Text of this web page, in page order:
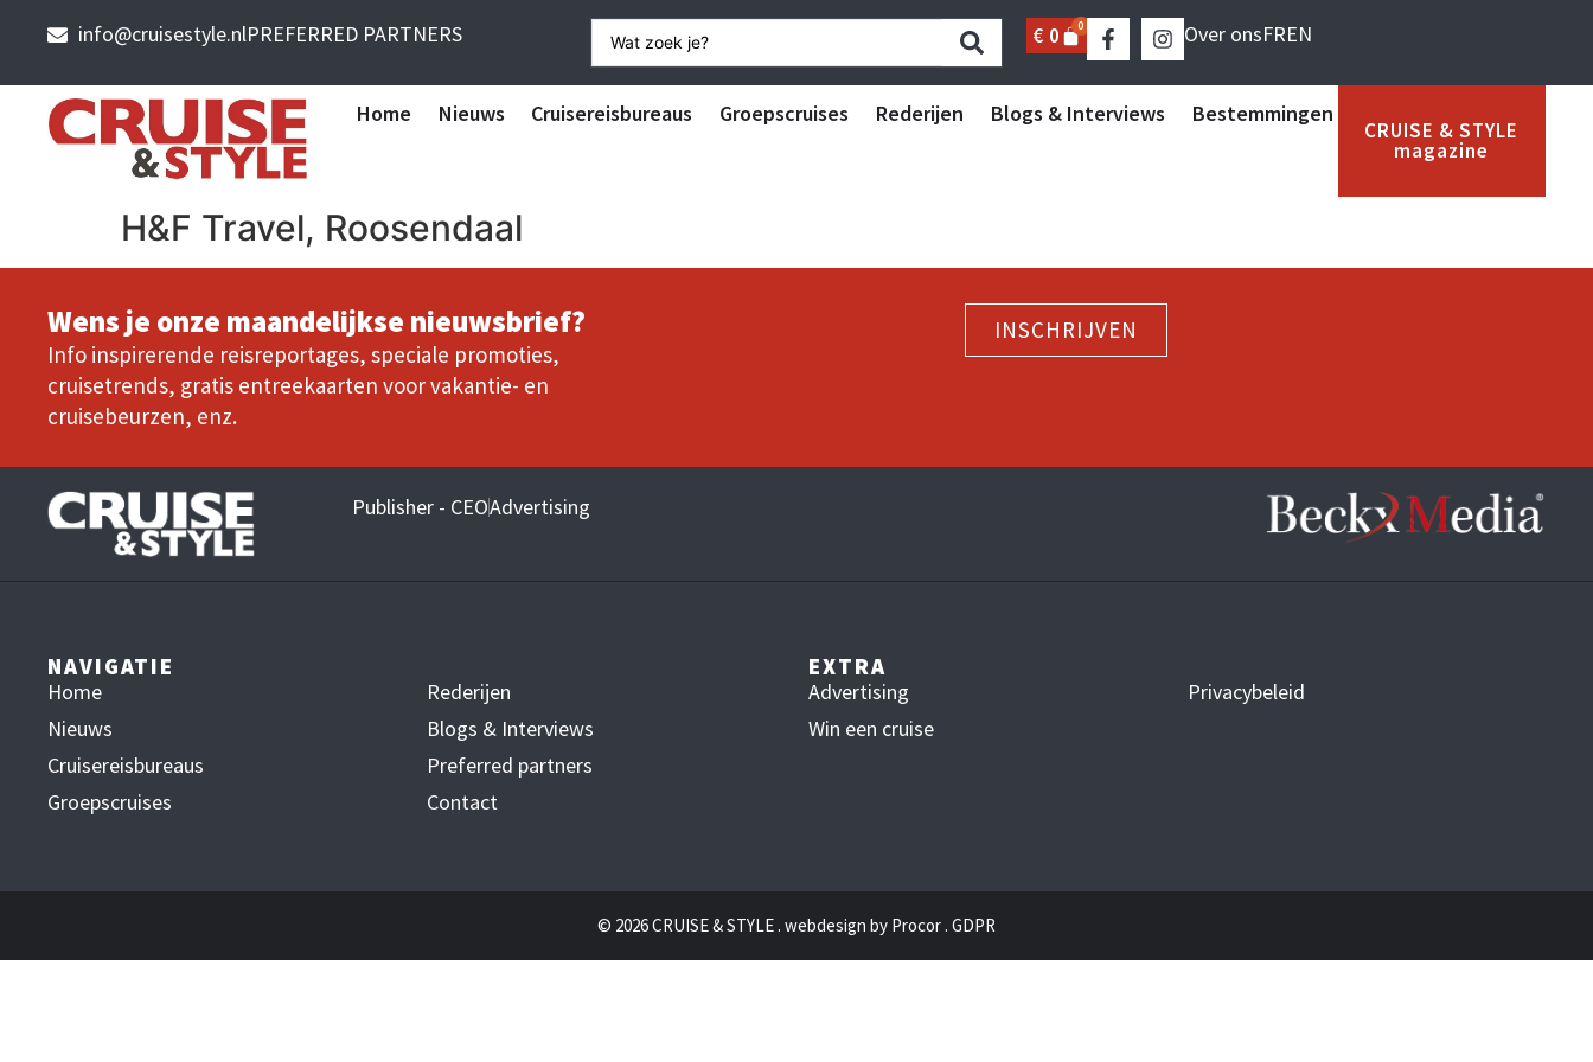
info@cruisestyle.nlPREFERRED PARTNERS € 0 0 Over onsFREN
Home Nieuws Cruisereisbureaus Groepscruises Rederijen Blogs & Interviews Bestemmingen
CRUISE & STYLE
magazine
H&F Travel, Roosendaal
Wens je onze maandelijkse nieuwsbrief?
Info inspirerende reisreportages, speciale promoties,
cruisetrends, gratis entreekaarten voor vakantie- en
cruisebeurzen, enz.
INSCHRIJVEN
Publisher - CEOAdvertising
NAVIGATIE
Home
Nieuws
Cruisereisbureaus
Groepscruises
Rederijen
Blogs & Interviews
Preferred partners
Contact
EXTRA
Advertising
Win een cruise
Privacybeleid
© 2026 CRUISE & STYLE . webdesign by Procor . GDPR